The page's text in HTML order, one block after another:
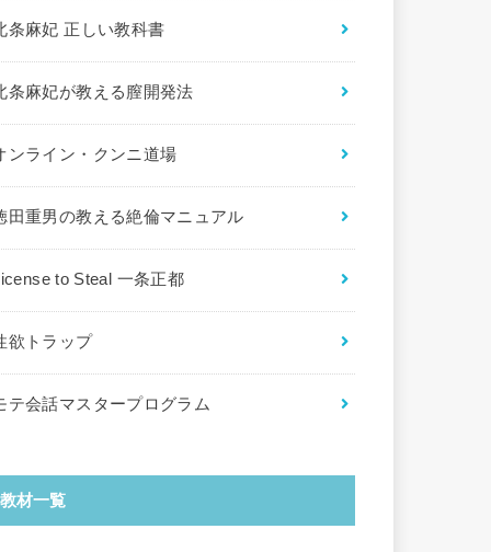
条麻妃 正しい教科書
条麻妃が教える膣開発法
ンライン・クンニ道場
田重男の教える絶倫マニュアル
to Steal 一条正都
欲トラップ
テ会話マスタープログラム
教材一覧